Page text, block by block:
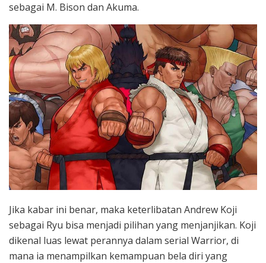
sebagai M. Bison dan Akuma.
Jika kabar ini benar, maka keterlibatan Andrew Koji
sebagai Ryu bisa menjadi pilihan yang menjanjikan. Koji
dikenal luas lewat perannya dalam serial Warrior, di
mana ia menampilkan kemampuan bela diri yang